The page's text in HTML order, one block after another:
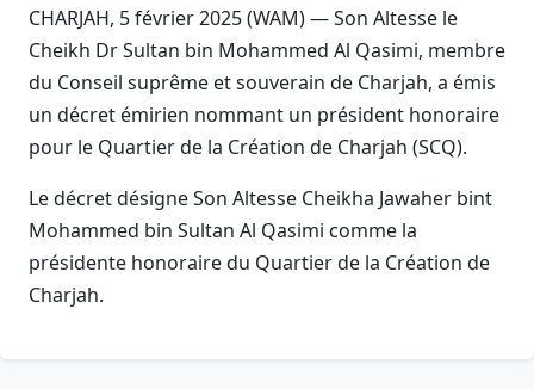
CHARJAH, 5 février 2025 (WAM) — Son Altesse le
Cheikh Dr Sultan bin Mohammed Al Qasimi, membre
du Conseil suprême et souverain de Charjah, a émis
un décret émirien nommant un président honoraire
pour le Quartier de la Création de Charjah (SCQ).
Le décret désigne Son Altesse Cheikha Jawaher bint
Mohammed bin Sultan Al Qasimi comme la
présidente honoraire du Quartier de la Création de
Charjah.